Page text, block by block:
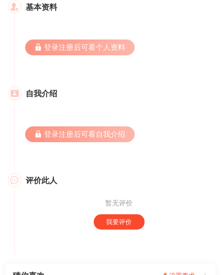
 基本资料
 登录注册后可看个人资料
 自我介绍
 登录注册后可看自我介绍
 评价此人
暂无评价
我要评价